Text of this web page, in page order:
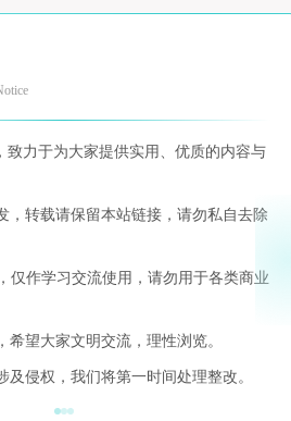
致力于为大家提供实用、优质的内容与
，转载请保留本站链接，请勿私自去除
仅作学习交流使用，请勿用于各类商业
希望大家文明交流，理性浏览。
及侵权，我们将第一时间处理整改。